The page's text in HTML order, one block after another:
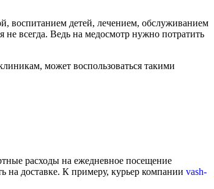
воспитанием детей, лечением, обслуживанием
всегда. Ведь на медосмотр нужно потратить
может воспользоваться такими
расходы на ежедневное посещение
доставке. К примеру, курьер компании vash-